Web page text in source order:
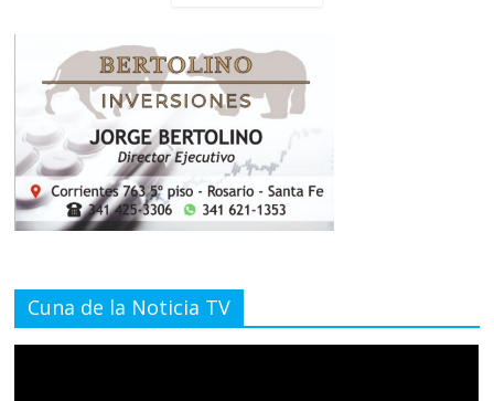
Cuna de la Noticia TV